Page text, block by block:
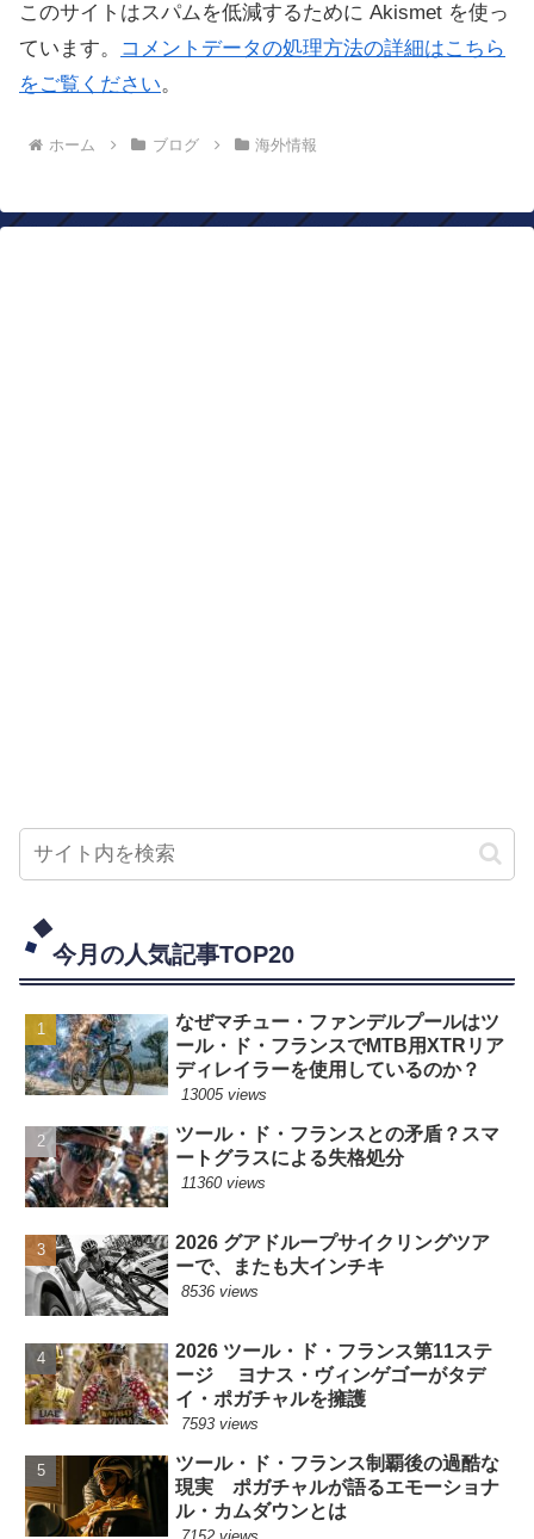
このサイトはスパムを低減するために Akismet を使っ
ています。
コメントデータの処理方法の詳細はこちら
をご覧ください。
ホーム ブログ 海外情報
今月の人気記事TOP20
なぜマチュー・ファンデルプールはツ
ール・ド・フランスでMTB用XTRリア
ディレイラーを使用しているのか？
13005 views
ツール・ド・フランスとの矛盾？スマ
ートグラスによる失格処分
11360 views
2026 グアドループサイクリングツア
ーで、またも大インチキ
8536 views
2026 ツール・ド・フランス第11ステ
ージ ヨナス・ヴィンゲゴーがタデ
イ・ポガチャルを擁護
7593 views
ツール・ド・フランス制覇後の過酷な
現実 ポガチャルが語るエモーショナ
ル・カムダウンとは